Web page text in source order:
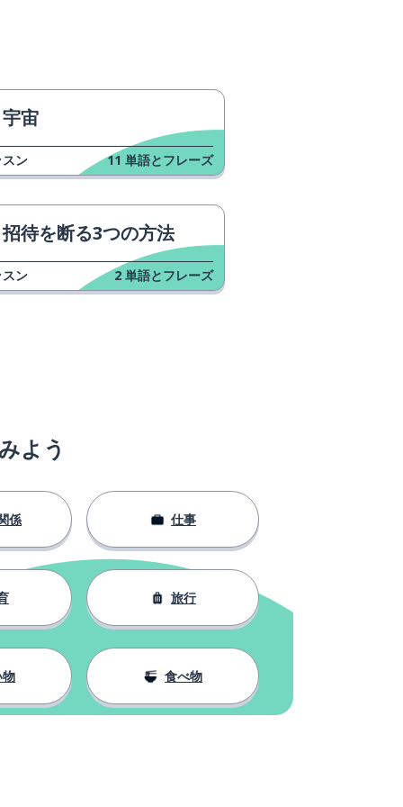
宇宙
スン 11 単語とフレーズ
招待を断る3つの方法
スン 2 単語とフレーズ
よう
係 仕事
旅行
物 食べ物